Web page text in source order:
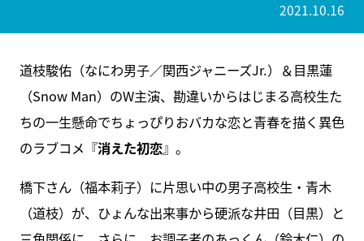
2021.10.16
道枝駿佑（なにわ男子／関西ジャニーズJr.）＆目黒蓮
（Snow Man）のW主演、勘違いからはじまる高校生た
ちの一生懸命でちょっぴりおバカな恋と青春を描く異色
のラブコメ『消えた初恋』。
橋下さん（福本莉子）に片思い中の男子高校生・青木
（道枝）が、ひょんな出来事から硬派な井田（目黒）と